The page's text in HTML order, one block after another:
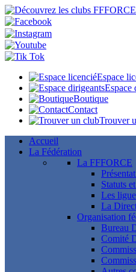
Espace
Espace
Boutique
Contact
Trouver
Accueil
La Fédération
La FFFORCE
Statuts
Les
La
Organisation
Bureau
Comité